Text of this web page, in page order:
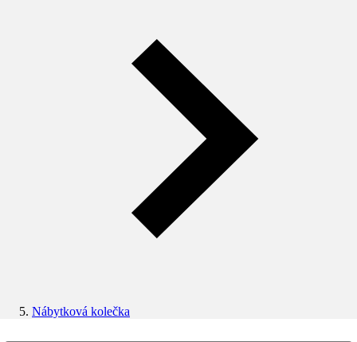
Nábytková kolečka